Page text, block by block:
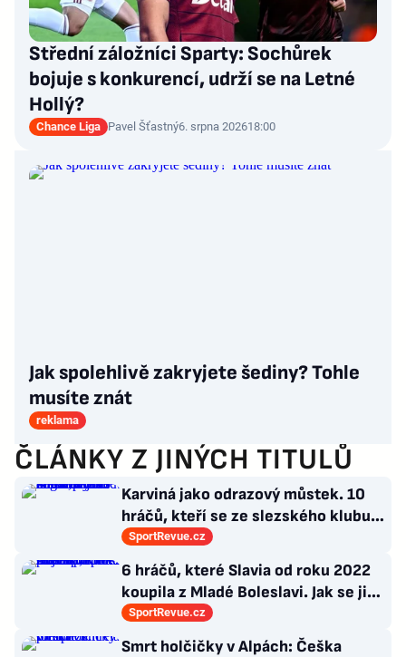
Střední záložníci Sparty: Sochůrek
bojuje s konkurencí, udrží se na Letné
Hollý?
Chance Liga Pavel Šťastný6. srpna 202618:00
Jak spolehlivě zakryjete šediny? Tohle
musíte znát
reklama
ČLÁNKY Z JINÝCH TITULŮ
Karviná jako odrazový můstek. 10
hráčů, kteří se ze slezského klubu
probili k lukrativnímu angažmá
SportRevue.cz
6 hráčů, které Slavia od roku 2022
koupila z Mladé Boleslavi. Jak se jim
po přestupu do Edenu vedlo?
SportRevue.cz
Smrt holčičky v Alpách: Češka